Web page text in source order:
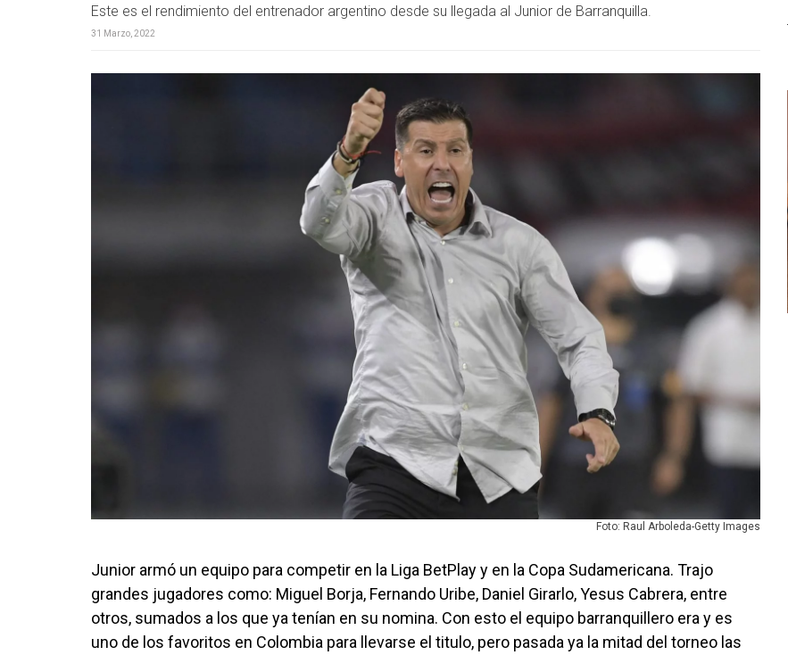
Este es el rendimiento del entrenador argentino desde su llegada al Junior de Barranquilla.
31 Marzo, 2022
Foto: Raul Arboleda-Getty Images
Junior armó un equipo para competir en la Liga BetPlay y en la Copa Sudamericana. Trajo
grandes jugadores como: Miguel Borja, Fernando Uribe, Daniel Girarlo, Yesus Cabrera, entre
otros, sumados a los que ya tenían en su nomina. Con esto el equipo barranquillero era y es
uno de los favoritos en Colombia para llevarse el titulo, pero pasada ya la mitad del torneo las